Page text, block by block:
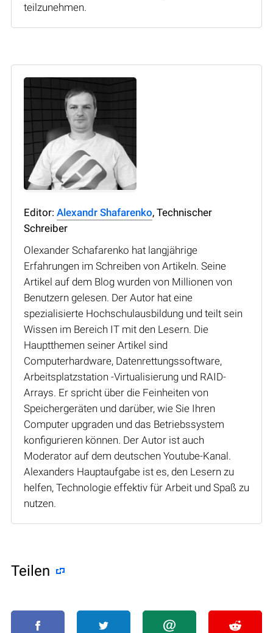
teilzunehmen.
Editor: Alexandr Shafarenko, Technischer
Schreiber
Olexander Schafarenko hat langjährige
Erfahrungen im Schreiben von Artikeln. Seine
Artikel auf dem Blog wurden von Millionen von
Benutzern gelesen. Der Autor hat eine
spezialisierte Hochschulausbildung und teilt sein
Wissen im Bereich IT mit den Lesern. Die
Hauptthemen seiner Artikel sind
Computerhardware, Datenrettungssoftware,
Arbeitsplatzstation -Virtualisierung und RAID-
Arrays. Er spricht über die Feinheiten von
Speichergeräten und darüber, wie Sie Ihren
Computer upgraden und das Betriebssystem
konfigurieren können. Der Autor ist auch
Moderator auf dem deutschen Youtube-Kanal.
Alexanders Hauptaufgabe ist es, den Lesern zu
helfen, Technologie effektiv für Arbeit und Spaß zu
nutzen.
Teilen